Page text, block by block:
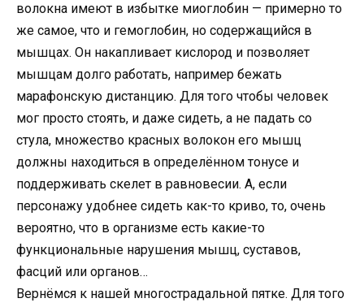
волокна имеют в избытке миоглобин — примерно то
же самое, что и гемоглобин, но содержащийся в
мышцах. Он накапливает кислород и позволяет
мышцам долго работать, например бежать
марафонскую дистанцию. Для того чтобы человек
мог просто стоять, и даже сидеть, а не падать со
стула, множество красных волокон его мышц
должны находиться в определённом тонусе и
поддерживать скелет в равновесии. А, если
персонажу удобнее сидеть как-то криво, то, очень
вероятно, что в организме есть какие-то
функциональные нарушения мышц, суставов,
фасций или органов…
Вернёмся к нашей многострадальной пятке. Для того